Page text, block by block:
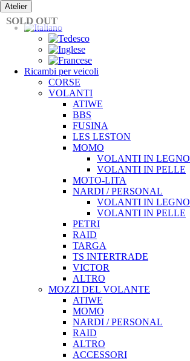
Vai
al
contenuto
Atelier
Ricambi per veicoli
CORSE
VOLANTI
ATIWE
BBS
FUSINA
LES LESTON
MOMO
VOLANTI IN LEGNO
VOLANTI IN PELLE
MOTO-LITA
NARDI / PERSONAL
VOLANTI IN LEGNO
VOLANTI IN PELLE
PETRI
RAID
TARGA
TS INTERTRADE
VICTOR
ALTRO
MOZZI DEL VOLANTE
ATIWE
MOMO
NARDI / PERSONAL
RAID
ALTRO
ACCESSORI
SOLD OUT